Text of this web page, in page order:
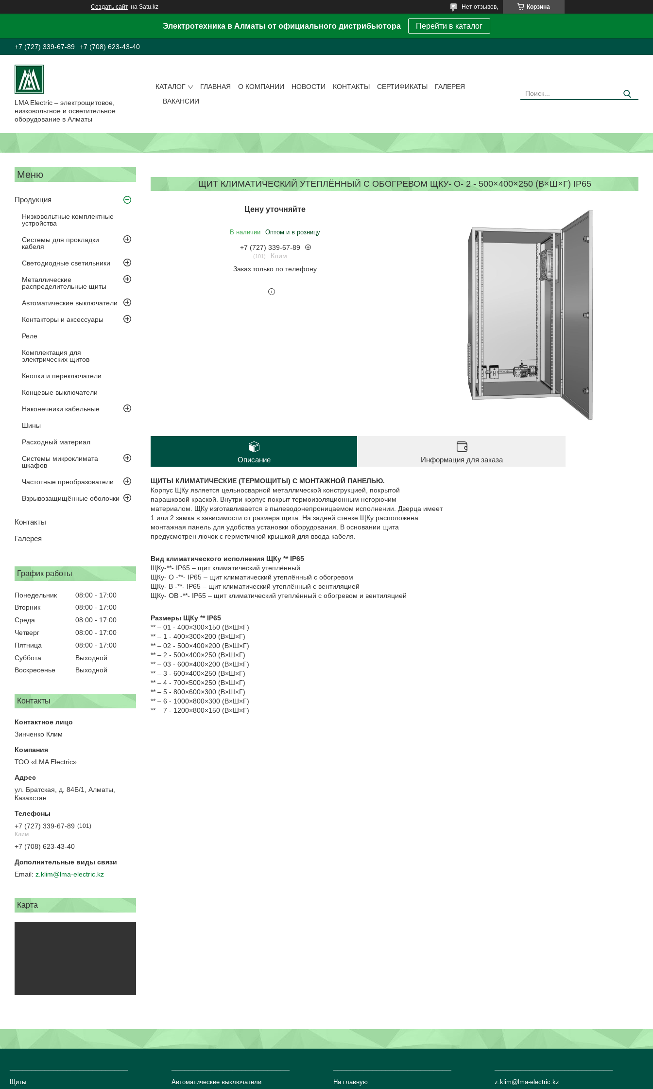
Создать сайт на Satu.kz Корзина
Нет отзывов,
Электротехника в Алматы от официального дистрибьютора Перейти в каталог
+7 (727) 339-67-89 +7 (708) 623-43-40
LMA Electric – электрощитовое,
низковольтное и осветительное
оборудование в Алматы
КАТАЛОГ ГЛАВНАЯ О КОМПАНИИ НОВОСТИ КОНТАКТЫ СЕРТИФИКАТЫ
ГАЛЕРЕЯ
ВАКАНСИИ
Продукция
Низковольтные комплектные
устройства
Системы для прокладки
кабеля
Светодиодные светильники
Металлические
распределительные щиты
Автоматические выключатели
Контакторы и аксессуары
Реле
Комплектация для
электрических щитов
Кнопки и переключатели
Концевые выключатели
Наконечники кабельные
Шины
Расходный материал
Системы микроклимата
шкафов
Частотные преобразователи
Взрывозащищённые оболочки
Контакты
Галерея
График работы
Понедельник 08:00
17:00
Вторник
08:00
17:00
Среда
08:00
17:00
Четверг
08:00
17:00
Пятница
08:00
17:00
Суббота
Выходной
Воскресенье
Выходной
Контакты
Зинченко Клим
ТОО «LMA Electric»
ул. Братская, д. 84Б/1, Алматы,
Казахстан
+7 (727) 339-67-89
101
Клим
+7 (708) 623-43-40
z.klim@lma-electric.kz
Карта
ЩИТ КЛИМАТИЧЕСКИЙ УТЕПЛЁННЫЙ С ОБОГРЕВОМ ЩКУ- О- 2 - 500×400×250 (В×Ш×Г) IP65
Цену уточняйте
В наличии Оптом и в розницу
+7 (727) 339-67-89
101
Клим
Заказ только по телефону
Описание Информация для заказа
ЩИТЫ КЛИМАТИЧЕСКИЕ (ТЕРМОЩИТЫ) С МОНТАЖНОЙ ПАНЕЛЬЮ.
Корпус ЩКу является цельносварной металлической конструкцией, покрытой
парашковой краской. Внутри корпус покрыт термоизоляционным негорючим
материалом. ЩКу изготавливается в пылеводонепроницаемом исполнении. Дверца имеет
1 или 2 замка в зависимости от размера щита. На задней стенке ЩКу расположена
монтажная панель для удобства установки оборудования. В основании щита
предусмотрен лючок с герметичной крышкой для ввода кабеля.
Вид климатического исполнения ЩКу ** IP65
ЩКу-**- IP65 – щит климатический утеплённый
ЩКу- О -**- IP65 – щит климатический утеплённый с обогревом
ЩКу- В -**- IP65 – щит климатический утеплённый с вентиляцией
ЩКу- ОВ -**- IP65 – щит климатический утеплённый с обогревом и вентиляцией
Размеры ЩКу ** IP65
** – 01 - 400×300×150 (В×Ш×Г)
** – 1 - 400×300×200 (В×Ш×Г)
** – 02 - 500×400×200 (В×Ш×Г)
** – 2 - 500×400×250 (В×Ш×Г)
** – 03 - 600×400×200 (В×Ш×Г)
** – 3 - 600×400×250 (В×Ш×Г)
** – 4 - 700×500×250 (В×Ш×Г)
** – 5 - 800×600×300 (В×Ш×Г)
** – 6 - 1000×800×300 (В×Ш×Г)
** – 7 - 1200×800×150 (В×Ш×Г)
Щиты
Автоматические выключатели
На главную
z.klim@lma-electric.kz